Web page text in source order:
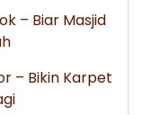
– Biar Masjid
– Bikin Karpet